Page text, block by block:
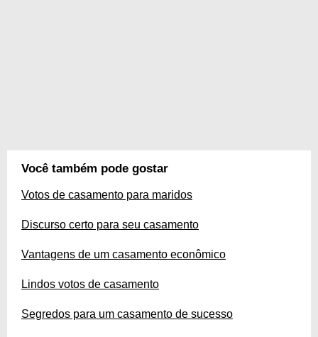
Você também pode gostar
Votos de casamento para maridos
Discurso certo para seu casamento
Vantagens de um casamento econômico
Lindos votos de casamento
Segredos para um casamento de sucesso